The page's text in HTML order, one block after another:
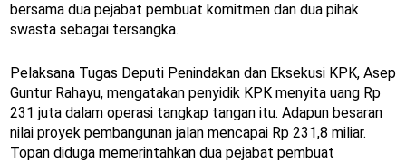
bersama dua pejabat pembuat komitmen dan dua pihak
swasta sebagai tersangka.
Pelaksana Tugas Deputi Penindakan dan Eksekusi KPK, Asep
Guntur Rahayu, mengatakan penyidik KPK menyita uang Rp
231 juta dalam operasi tangkap tangan itu. Adapun besaran
nilai proyek pembangunan jalan mencapai Rp 231,8 miliar.
Topan diduga memerintahkan dua pejabat pembuat